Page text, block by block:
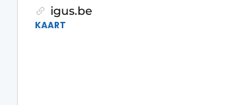
igus.be
KAART